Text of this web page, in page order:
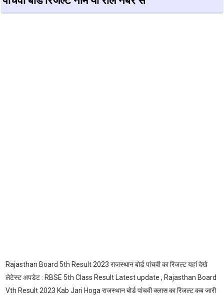
Rajasthan Board 5th Result 2023 राजस्थान बोर्ड पांचवी का रिजल्ट यहां देखे
लेटेस्ट अपडेट : RBSE 5th Class Result Latest update , Rajasthan Board
Vth Result 2023 Kab Jari Hoga राजस्थान बोर्ड पांचवी क्लास का रिजल्ट कब जारी